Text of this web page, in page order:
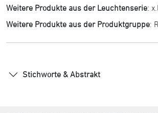
Weitere Produkte aus der Leuchtenserie:
Weitere Produkte aus der Produktgruppe:
Stichworte & Abstrakt